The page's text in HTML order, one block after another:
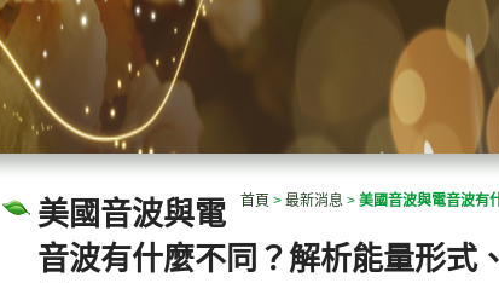
首頁 > 最新消息 > 美國音波與電音波有
美國音波與電
音波有什麼不同？解析能量形式